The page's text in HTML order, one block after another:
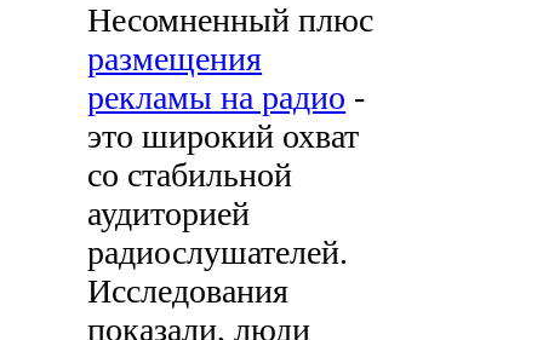
Несомненный плюс
размещения
рекламы на радио -
это широкий охват
со стабильной
аудиторией
радиослушателей.
Исследования
показали, люди